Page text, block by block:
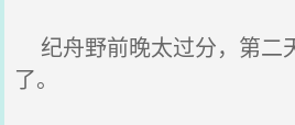
纪舟野前晚太过分，第二
了。